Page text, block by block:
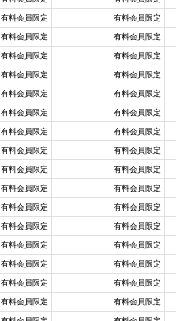
有料会員限定 有料会員限定
有料会員限定 有料会員限定
有料会員限定 有料会員限定
有料会員限定 有料会員限定
有料会員限定 有料会員限定
有料会員限定 有料会員限定
有料会員限定 有料会員限定
有料会員限定 有料会員限定
有料会員限定 有料会員限定
有料会員限定 有料会員限定
有料会員限定 有料会員限定
有料会員限定 有料会員限定
有料会員限定 有料会員限定
有料会員限定 有料会員限定
有料会員限定 有料会員限定
有料会員限定 有料会員限定